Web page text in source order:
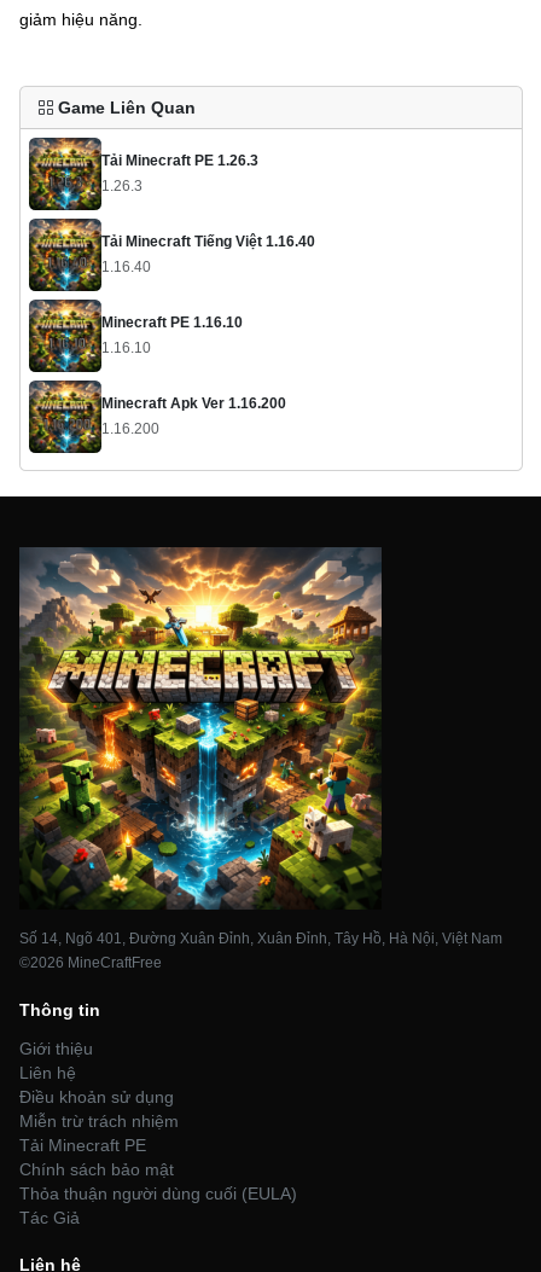
giảm hiệu năng.
Game Liên Quan
Tải Minecraft PE 1.26.3
1.26.3
Tải Minecraft Tiếng Việt 1.16.40
1.16.40
Minecraft PE 1.16.10
1.16.10
Minecraft Apk Ver 1.16.200
1.16.200
Số 14, Ngõ 401, Đường Xuân Đỉnh, Xuân Đỉnh, Tây Hồ, Hà Nội, Việt Nam
©2026 MineCraftFree
Thông tin
Giới thiệu
Liên hệ
Điều khoản sử dụng
Miễn trừ trách nhiệm
Tải Minecraft PE
Chính sách bảo mật
Thỏa thuận người dùng cuối (EULA)
Tác Giả
Liên hệ